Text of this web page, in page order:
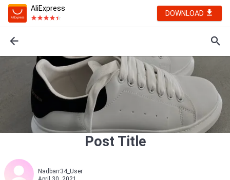
AliExpress
DOWNLOAD
Post Title
Nadbarr34_User